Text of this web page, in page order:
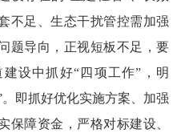
不足、生态干扰管控需加强
题导向，正视短板不足，要
设中抓好“四项工作”，明
即抓好优化实施方案、加强
保障资金，严格对标建设、